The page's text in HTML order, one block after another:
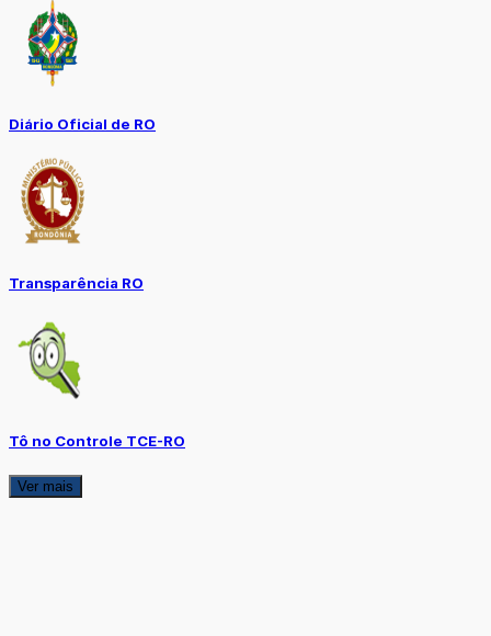
Diário Oficial de RO
Transparência RO
Tô no Controle TCE-RO
Ver mais